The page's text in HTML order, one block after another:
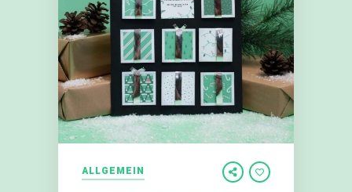
ALLGEMEIN